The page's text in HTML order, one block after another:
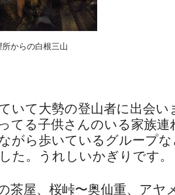
からの白根三山
いて大勢の登山者に出会
てる子供さんのいる家族連
がら歩いているグループ
た。うれしいかぎりです。
茶屋、桜峠〜奥仙重、アヤ